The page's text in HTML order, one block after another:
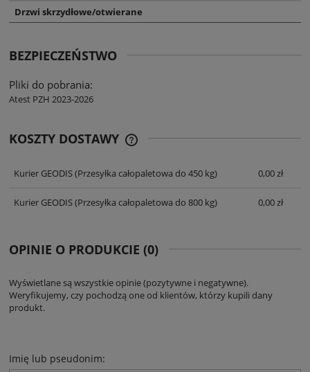
Drzwi skrzydłowe/otwierane
BEZPIECZEŃSTWO
Pliki do pobrania:
Atest PZH 2023-2026
KOSZTY DOSTAWY
Kurier GEODIS(Przesyłka całopaletowa do 450 kg) 0,00 zł
Kurier GEODIS(Przesyłka całopaletowa do 800 kg) 0,00 zł
OPINIE O PRODUKCIE (0)
Wyświetlane są wszystkie opinie (pozytywne i negatywne).
Weryfikujemy, czy pochodzą one od klientów, którzy kupili dany
produkt.
Imię lub pseudonim: